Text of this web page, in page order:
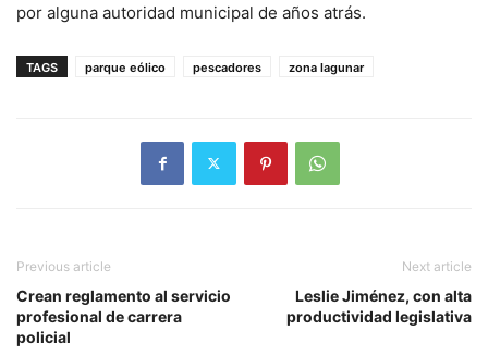
por alguna autoridad municipal de años atrás.
TAGS parque eólico pescadores zona lagunar
Previous article
Crean reglamento al servicio
profesional de carrera
policial
Next article
Leslie Jiménez, con alta
productividad legislativa